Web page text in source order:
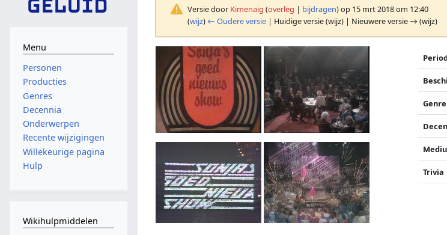
Versie door Kimenaig (overleg | bijdragen)op 15 mrt 2018 om 12:40
(wijz) ← Oudere versie | Huidige versie (wijz) | Nieuwere versie → (wijz)
Genre
Trivia
Menu
Personen
Producties
Genres
Decennia
Onderwerpen
Recente wijzigingen
Willekeurige pagina
Hulp
Wikihulpmiddelen